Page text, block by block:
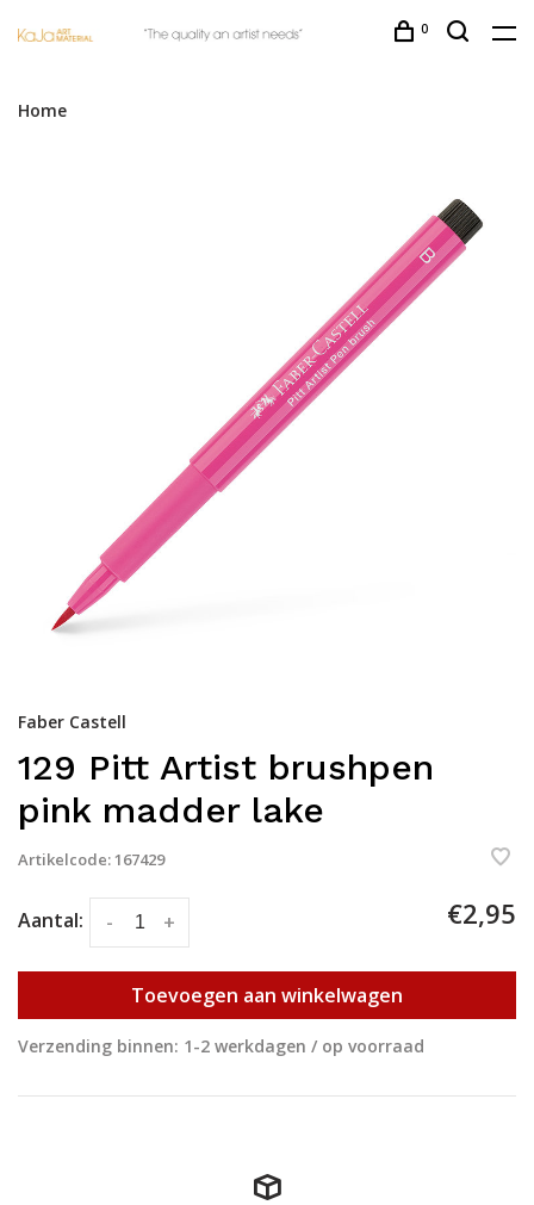
0
Home
Faber Castell
129 Pitt Artist brushpen
pink madder lake
Artikelcode:167429
Aantal: +
- €2,95
Toevoegen aan winkelwagen
Verzending binnen: 1-2 werkdagen / op voorraad